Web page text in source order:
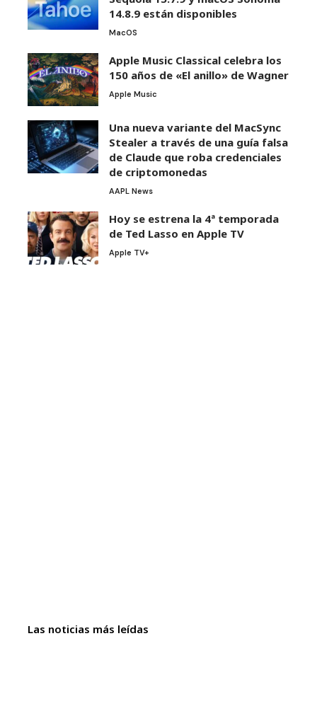
14.8.9 están disponibles
MacOS
Apple Music Classical celebra los
150 años de «El anillo» de Wagner
Apple Music
Una nueva variante del MacSync
Stealer a través de una guía falsa
de Claude que roba credenciales
de criptomonedas
AAPL News
Hoy se estrena la 4ª temporada
de Ted Lasso en Apple TV
Apple TV+
Las noticias más leídas